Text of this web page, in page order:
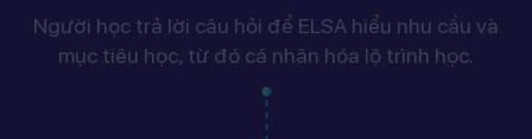
Người học trả lời câu hỏi để ELSA hiểu nhu cầu và
mục tiêu học, từ đó cá nhân hóa lộ trình học.